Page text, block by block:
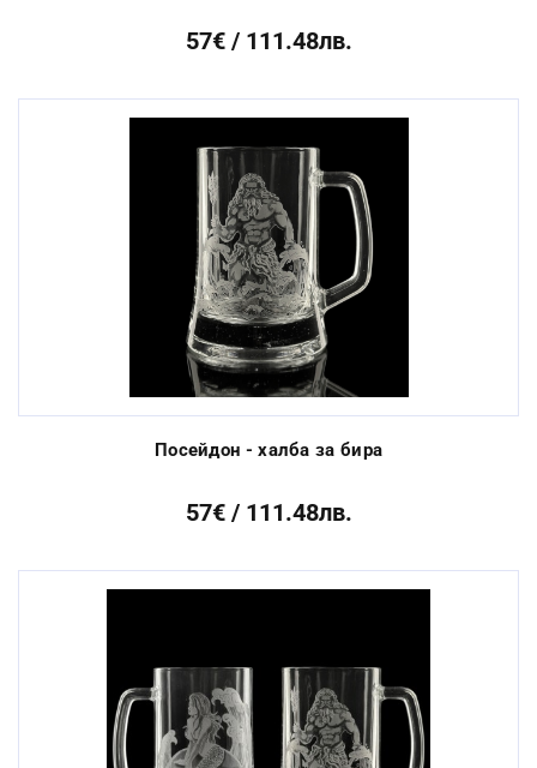
57€ / 111.48лв.
Посейдон - халба за бира
57€ / 111.48лв.